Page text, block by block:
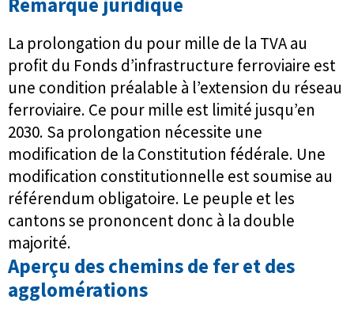
La prolongation du pour mille de la TVA au
profit du Fonds d’infrastructure ferroviaire est
une condition préalable à l’extension du réseau
ferroviaire. Ce pour mille est limité jusqu’en
2030. Sa prolongation nécessite une
modification de la Constitution fédérale. Une
modification constitutionnelle est soumise au
référendum obligatoire. Le peuple et les
cantons se prononcent donc à la double
majorité.
Aperçu des chemins de fer et des
agglomérations